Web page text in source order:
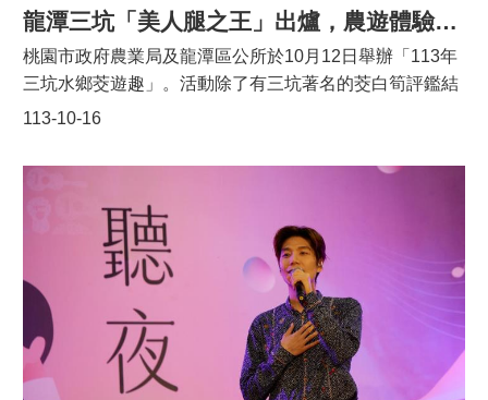
以「龍潭好young 攜手向前」為主題，是希望龍潭這個以
客家文化為主軸並融合多元族群的地區，可以成為年輕有
活力的新城市，活動邀請各世代團體接續演出，以展現世
代傳承的精神。今年特別由小朋友領唱，畫面感動人心，
許多民眾爭相拍照留念，在在顯現愛國精神。本次升旗典
與升旗之民眾，公所提供造型可愛的小熊毛巾及小國旗供
民眾領取，希望能夠為新的一年創造更好的氣象及展望。
「2025台灣燈會在桃園」響應燈區-龍潭藝術燈海於114年
2月12日至23日在龍潭大池舉辦，「2025龍潭迎古董接財
神」分別在2月8日及9日在龍潭運動公園及龍元宮舉辦，
屆時歡迎大家一起共襄盛舉！
龍潭三坑「美人腿之王」出爐，農遊體驗遊程大公開 秘書長大啖茭白筍創意料理！
113-10-16
桃園市政府農業局及龍潭區公所於10月12日舉辦「113年
三坑水鄉茭遊趣」。活動除了有三坑著名的茭白筍評鑑結
果揭曉，還結合了三坑茭遊趣遊程公開、茭白筍料理展示
本次茭白筍評鑑大賽由桃改場專家擔任
度等標準，評選出2024年的「美人腿之王」。由來自三坑
的馮堯煥勇奪桂冠，甜度王則李雪鳳，第二名與第三名分
別為張善慶和林建城。今年度的茭白筍不僅品質優良，更
在甜度和口感上創下新高，評鑑結果更是受到參與者的熱
烈討論。桃園市政府溫代欣秘書長表示：「三坑茭白筍不
僅是本地農業的驕傲，更是台灣茭白筍產業的代表。我們
期盼透過這次活動，讓更多人認識到三坑的農業特色，進